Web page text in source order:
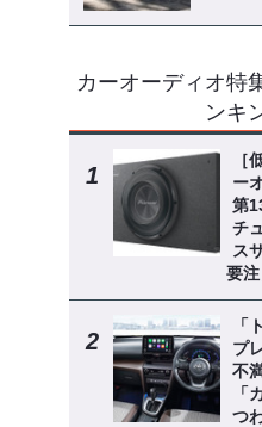
カーオーディオ特
ンキ
［
ー
第
チ
ス
要注
「
プ
不
「
つ